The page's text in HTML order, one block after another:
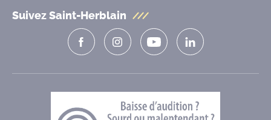
Suivez Saint-Herblain